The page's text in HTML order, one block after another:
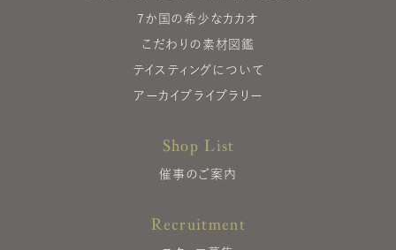
7か国の希少なカカオ
こだわりの素材図鑑
テイスティングについて
アーカイブライブラリー
Shop List
催事のご案内
Recruitment